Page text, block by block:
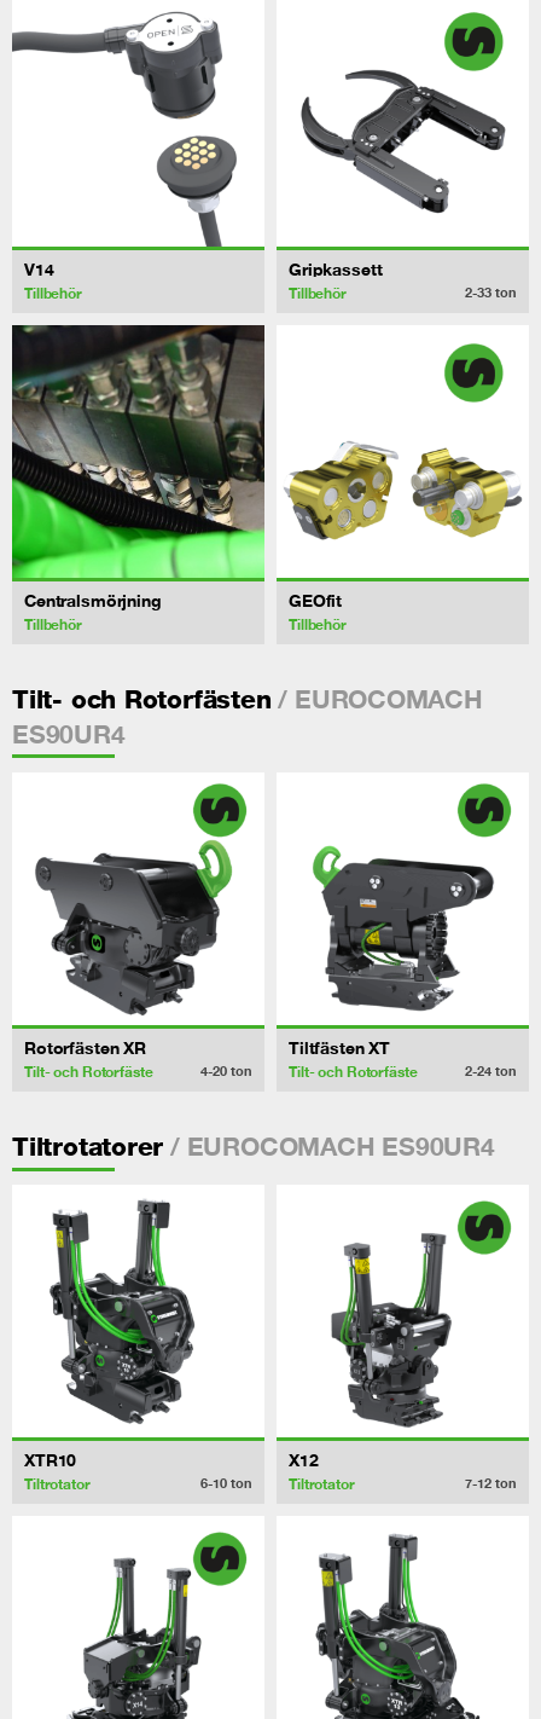
V14
Tillbehör
Gripkassett
Tillbehör 2-33 ton
Centralsmörjning
Tillbehör
GEOfit
Tillbehör
Tilt- och Rotorfästen / EUROCOMACH
ES90UR4
Rotorfästen XR
Tilt- och Rotorfäste 4-20 ton
Tiltfästen XT
Tilt- och Rotorfäste 2-24 ton
Tiltrotatorer / EUROCOMACH ES90UR4
XTR10
Tiltrotator 6-10 ton
X12
Tiltrotator 7-12 ton